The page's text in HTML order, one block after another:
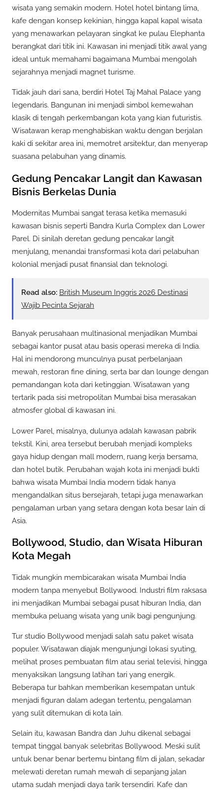
wisata yang semakin modern. Hotel hotel bintang lima,
kafe dengan konsep kekinian, hingga kapal kapal wisata
yang menawarkan pelayaran singkat ke pulau Elephanta
berangkat dari titik ini. Kawasan ini menjadi titik awal yang
ideal untuk memahami bagaimana Mumbai mengolah
sejarahnya menjadi magnet turisme.
Tidak jauh dari sana, berdiri Hotel Taj Mahal Palace yang
legendaris. Bangunan ini menjadi simbol kemewahan
klasik di tengah perkembangan kota yang kian futuristis.
Wisatawan kerap menghabiskan waktu dengan berjalan
kaki di sekitar area ini, memotret arsitektur, dan menyerap
suasana pelabuhan yang dinamis.
Gedung Pencakar Langit dan Kawasan
Bisnis Berkelas Dunia
Modernitas Mumbai sangat terasa ketika memasuki
kawasan bisnis seperti Bandra Kurla Complex dan Lower
Parel. Di sinilah deretan gedung pencakar langit
menjulang, menandai transformasi kota dari pelabuhan
kolonial menjadi pusat finansial dan teknologi.
Read also: British Museum Inggris 2026 Destinasi
Wajib Pecinta Sejarah
Banyak perusahaan multinasional menjadikan Mumbai
sebagai kantor pusat atau basis operasi mereka di India.
Hal ini mendorong munculnya pusat perbelanjaan
mewah, restoran fine dining, serta bar dan lounge dengan
pemandangan kota dari ketinggian. Wisatawan yang
tertarik pada sisi metropolitan Mumbai bisa merasakan
atmosfer global di kawasan ini.
Lower Parel, misalnya, dulunya adalah kawasan pabrik
tekstil. Kini, area tersebut berubah menjadi kompleks
gaya hidup dengan mall modern, ruang kerja bersama,
dan hotel butik. Perubahan wajah kota ini menjadi bukti
bahwa wisata Mumbai India modern tidak hanya
mengandalkan situs bersejarah, tetapi juga menawarkan
pengalaman urban yang setara dengan kota besar lain di
Asia.
Bollywood, Studio, dan Wisata Hiburan
Kota Megah
Tidak mungkin membicarakan wisata Mumbai India
modern tanpa menyebut Bollywood. Industri film raksasa
ini menjadikan Mumbai sebagai pusat hiburan India, dan
membuka peluang wisata yang unik bagi pengunjung.
Tur studio Bollywood menjadi salah satu paket wisata
populer. Wisatawan diajak mengunjungi lokasi syuting,
melihat proses pembuatan film atau serial televisi, hingga
menyaksikan langsung latihan tari yang energik.
Beberapa tur bahkan memberikan kesempatan untuk
menjadi figuran dalam adegan tertentu, pengalaman
yang sulit ditemukan di kota lain.
Selain itu, kawasan Bandra dan Juhu dikenal sebagai
tempat tinggal banyak selebritas Bollywood. Meski sulit
untuk benar benar bertemu bintang film di jalan, sekadar
melewati deretan rumah mewah di sepanjang jalan
utama sudah menjadi daya tarik tersendiri. Kafe dan